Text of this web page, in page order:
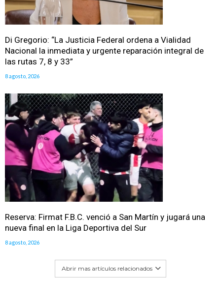
Di Gregorio: “La Justicia Federal ordena a Vialidad
Nacional la inmediata y urgente reparación integral de
las rutas 7, 8 y 33”
8 agosto, 2026
Reserva: Firmat F.B.C. venció a San Martín y jugará una
nueva final en la Liga Deportiva del Sur
8 agosto, 2026
Abrir mas artículos relacionados